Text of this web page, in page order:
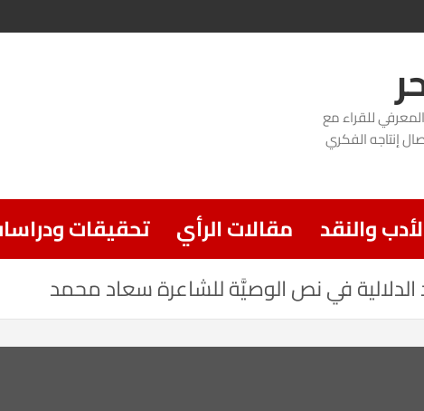
للقراء مع
إنتاجه الفكري
والنقد مقالات الرأي تحقيقات
الدلالية في نص الوصيَّة للشاعرة سعاد محمد